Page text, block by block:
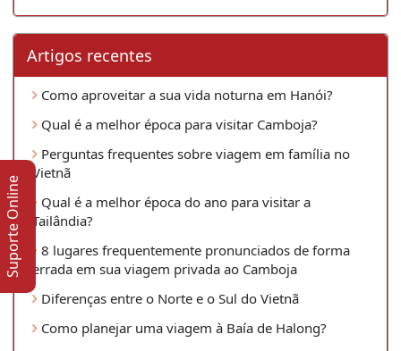
Artigos recentes
Como aproveitar a sua vida noturna em Hanói?
Qual é a melhor época para visitar Camboja?
Perguntas frequentes sobre viagem em família no
Vietnã
Qual é a melhor época do ano para visitar a
Tailândia?
8 lugares frequentemente pronunciados de forma
errada em sua viagem privada ao Camboja
Diferenças entre o Norte e o Sul do Vietnã
Como planejar uma viagem à Baía de Halong?
Suporte Online